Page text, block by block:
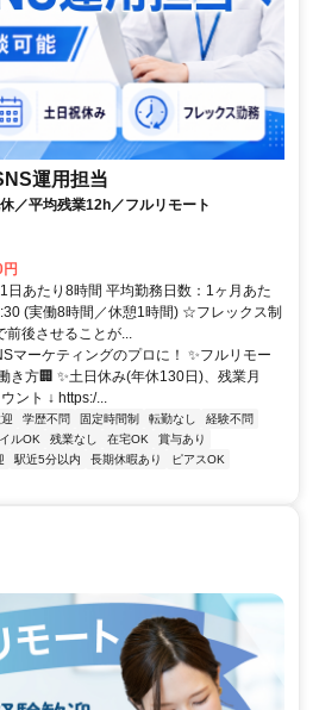
運用担当
／平均残業12h／フルリモート
日あたり8時間 平均勤務日数：1ヶ月あた
(実働8時間／休憩1時間) ☆フレックス制
後させることが...
マーケティングのプロに！ ✨フルリモー
き方🏢 ✨土日休み(年休130日)、残業月
ント ↓ https:/...
学歴不問 固定時間制 転勤なし
経験不問
ルOK 残業なし 在宅OK
賞与あり
駅近5分以内 長期休暇あり
ピアスOK